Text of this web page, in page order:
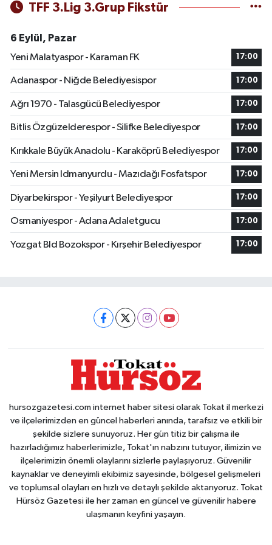
TFF 3.Lig 3.Grup Fikstür
6 Eylül, Pazar
Yeni Malatyaspor - Karaman FK
17:00
Adanaspor - Niğde Belediyesispor 17:00
Ağrı 1970 - Talasgücü Belediyespor 17:00
Bitlis Özgüzelderespor - Silifke Belediyespor 17:00
Kırıkkale Büyük Anadolu - Karaköprü Belediyespor 17:00
Yeni Mersin Idmanyurdu - Mazıdağı Fosfatspor 17:00
Diyarbekirspor - Yeşilyurt Belediyespor 17:00
Osmaniyespor - Adana Adaletgucu 17:00
Yozgat Bld Bozokspor - Kırşehir Belediyespor 17:00
hursozgazetesi.com internet haber sitesi olarak Tokat il merkezi
ve ilçelerimizden en güncel haberleri anında, tarafsız ve etkili bir
şekilde sizlere sunuyoruz. Her gün titiz bir çalışma ile
hazırladığımız haberlerimizle, Tokat'ın nabzını tutuyor, ilimizin ve
ilçelerimizin önemli olaylarını sizlerle paylaşıyoruz. Güvenilir
kaynaklar ve deneyimli ekibimiz sayesinde, bölgesel gelişmeleri
ve toplumsal olayları en hızlı ve detaylı şekilde aktarıyoruz. Tokat
Hürsöz Gazetesi ile her zaman en güncel ve güvenilir habere
ulaşmanın keyfini yaşayın.